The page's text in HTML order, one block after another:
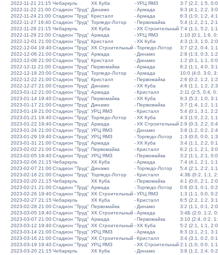
2022-11-21 21:15 Чебаркуль ХК Куба -УРЦ ЯМЗ
3:7 (2:2, 1:5,
2022-11-22 21:00 Стадион "Труд" Динамо -Армада
9:3 (4:1, 2:2,
2022-11-24 21:00 Стадион "Труд" Кристалл -Армада
6:3 (1:0, 1:2,
2022-11-27 19:40 Стадион "Труд" Торпедо-Лотор -Первомайка
5:4 (1:2, 2:1,
2022-11-28 21:15 Чебаркуль ХК Куба -ХК Строительный 7:4 (1:1, 5:2,
2022-11-29 21:00 Стадион "Труд" Армада -УРЦ ЯМЗ
1:10 (0:1, 1:6,
2022-12-01 21:00Стадион "Труд" Кристалл -ХК Куба
4:3 (1:3, 1:0,
2022-12-04 19:40Стадион "Труд" ХК Строительный -Торпедо-Лотор
3:7 (2:2, 0:4,
2022-12-06 21:00Стадион "Труд" Армада - Динамо
2:8 (1:3, 0:3,
2022-12-08 21:00Стадион "Труд" Кристалл - Динамо
1:2 (0:1, 1:1,
2022-12-11 21:00 Стадион "Труд" Первомайка -Армада
8:2 (1:1, 4:0,
2022-12-18 20:00Стадион "Труд" Торпедо-Лотор -Армада
10:0 (4:0, 3:0,
2022-12-22 21:00Стадион "Труд" Кристалл -Первомайка
2:6 (0:2, 1:2,
2022-12-27 21:00Стадион "Труд" Динамо -ХК Куба
4:6 (1:1, 1:2,
2023-01-12 21:00Стадион "Труд" Армада -Кристалл
2:11 (2:5, 0:4,
2023-01-14 19:40Стадион "Труд" Первомайка -ХК Куба
9:3 (5:2, 1:0,
2023-01-17 21:00Стадион "Труд" Динамо -Первомайка
3:7 (1:4, 1:2,
2023-01-19 21:00Стадион "Труд" УРЦ ЯМЗ -Кристалл
5:4 (0:1, 3:1,
2023-01-21 19:40Стадион "Труд" Торпедо-Лотор -ХК Куба
4:3 (1:0, 2:2,
2023-01-22 19:40Стадион "Труд" Армада -ХК Строительный 2:9 (0:3, 2:2,
2023-01-24 21:00Стадион "Труд" УРЦ ЯМЗ - Динамо
3:8 (1:2, 0:2,
2023-01-29 19:40Стадион "Труд" УРЦ ЯМЗ -Торпедо-Лотор
1:3 (0:0, 0:0,
2023-01-31 21:00Стадион "Труд" Армада -ХК Куба
3:4 (1:1, 2:2,
2023-02-02 21:00Стадион "Труд" Первомайка -Кристалл
6:2 (1:1, 2:1,
2023-02-05 19:40Стадион "Труд" УРЦ ЯМЗ -Первомайка
3:2 (1:1, 2:1,
2023-02-06 21:15 Чебаркуль ХК Куба -Армада
7:4 (4:1, 2:1,
2023-02-07 21:00Стадион "Труд" Динамо -Торпедо-Лотор
5:4 (2:1, 2:2,
2023-02-16 21:00Стадион "Труд" Торпедо-Лотор -Кристалл
4:3Б (0:2, 1:1,
2023-02-20 21:15 Чебаркуль ХК Куба -Первомайка
4:1 (0:0, 2:1,
2023-02-21 21:00Стадион "Труд" Армада -Торпедо-Лотор
0:6 (0:3, 0:1,
2023-02-26 19:40Стадион "Труд" ХК Строительный -УРЦ ЯМЗ
1:3 (1:1, 0:0,
2023-02-27 21:15 Чебаркуль ХК Куба -Кристалл
6:5 (2:2, 1:2,
2023-02-28 21:00Стадион "Труд" Первомайка - Динамо
3:2 (1:1, 0:1,
2023-03-05 19:40Стадион "Труд" ХК Строительный -Армада
3:4Б (2:0, 1:2,
2023-03-07 21:00Стадион "Труд" Армада -Первомайка
3:10 (2:4, 0:2,
2023-03-12 19:40Стадион "Труд" ХК Строительный -ХК Куба
5:2 (2:1, 1:1,
2023-03-14 21:00Стадион "Труд" УРЦ ЯМЗ -Армада
8:3 (3:1, 2:1,
2023-03-16 21:00Стадион "Труд" ХК Строительный -Кристалл
3:4 (3:1, 0:2,
2023-03-19 19:40Стадион "Труд" УРЦ ЯМЗ -ХК Строительный 2:1 (1:0, 0:0,
2023-03-20 21:15 Чебаркуль ХК Куба - Динамо
3:8 (1:2, 2:4,